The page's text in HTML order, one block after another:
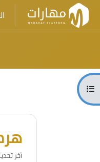
فتح فهرس المقرر
الكتل
تجاوز [Cocoon] مقدمة الدورة
أخر تحديث 26